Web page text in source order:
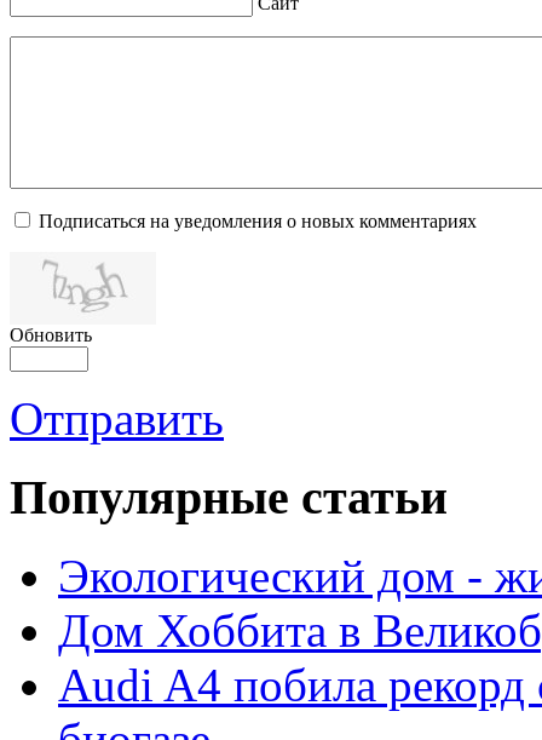
Подписаться на уведомления о новых комментариях
Обновить
Отправить
Популярные cтатьи
Экологический дом -
Дом Хоббита в
Audi A4 побила рекорд